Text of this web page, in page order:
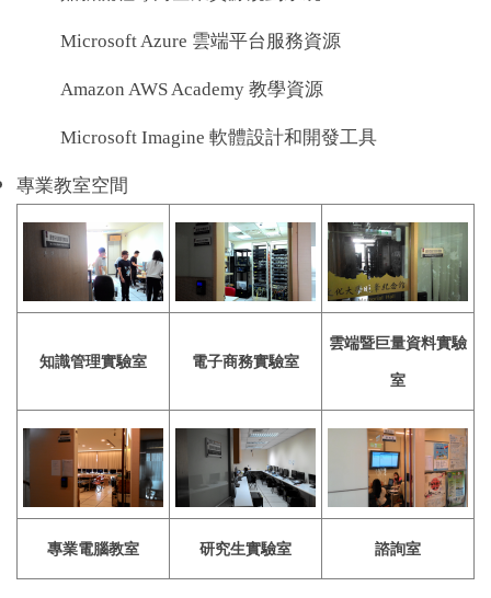
Microsoft Azure 雲端平台服務資源
Amazon AWS Academy 教學資源
Microsoft Imagine 軟體設計和開發工具
專業教室空間
知識管理實驗室 電子商務實驗室
雲端暨巨量資料實驗
室
專業電腦教室 研究生實驗室 諮詢室